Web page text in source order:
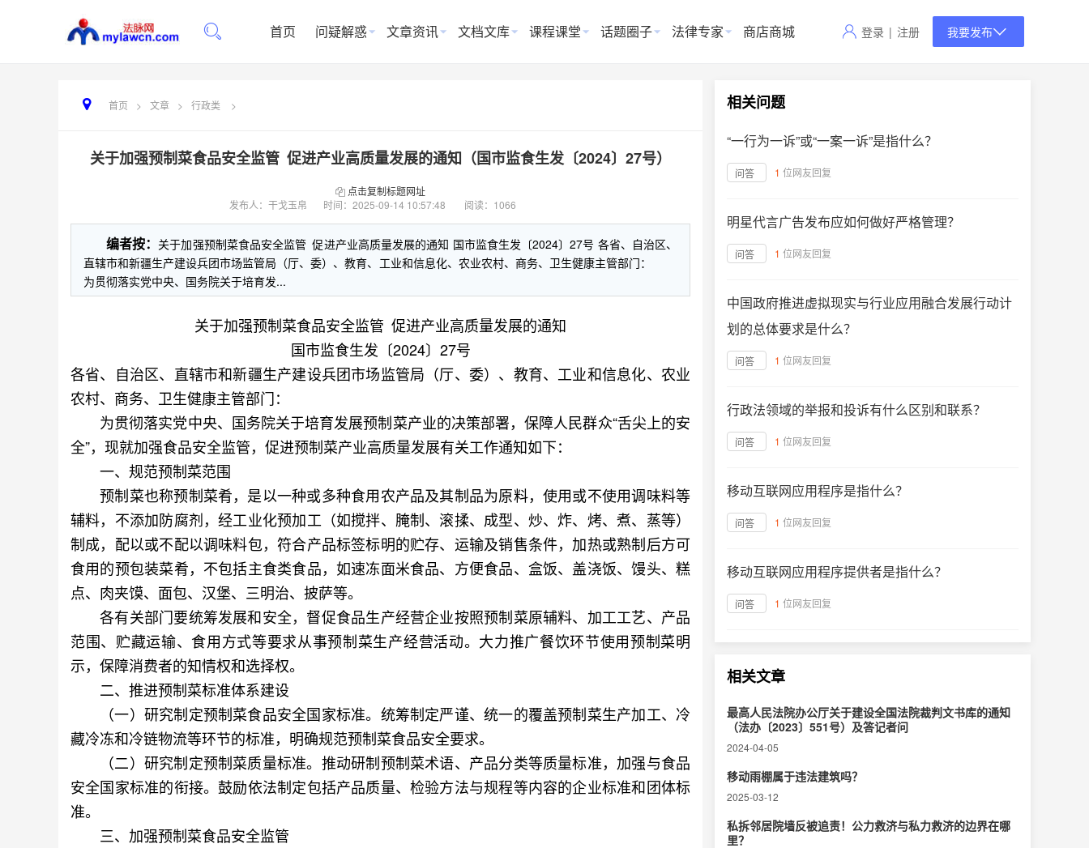
首页 问疑解惑 文章资讯 文档文库 课程课堂 话题圈子 法律专家 商店商城 登录 | 注册 我要发布
首页 > 文章 > 行政类 >
关于加强预制菜食品安全监管 促进产业高质量发展的通知（国市监食生发〔2024〕27号）
点击复制标题网址
发布人：干戈玉帛
时间： 2025-09-14 10:57:48 阅读：1066
编者按： 关于加强预制菜食品安全监管 促进产业高质量发展的通知 国市监食生发〔2024〕27号 各省、自治区、
直辖市和新疆生产建设兵团市场监管局（厅、委）、教育、工业和信息化、农业农村、商务、卫生健康主管部门：
为贯彻落实党中央、国务院关于培育发...
关于加强预制菜食品安全监管 促进产业高质量发展的通知
国市监食生发〔2024〕27号
各省、自治区、直辖市和新疆生产建设兵团市场监管局（厅、委）、教育、工业和信息化、农业
农村、商务、卫生健康主管部门：
为贯彻落实党中央、国务院关于培育发展预制菜产业的决策部署，保障人民群众“舌尖上的安
全”，现就加强食品安全监管，促进预制菜产业高质量发展有关工作通知如下：
一、规范预制菜范围
预制菜也称预制菜肴，是以一种或多种食用农产品及其制品为原料，使用或不使用调味料等
辅料，不添加防腐剂，经工业化预加工（如搅拌、腌制、滚揉、成型、炒、炸、烤、煮、蒸等）
制成，配以或不配以调味料包，符合产品标签标明的贮存、运输及销售条件，加热或熟制后方可
食用的预包装菜肴，不包括主食类食品，如速冻面米食品、方便食品、盒饭、盖浇饭、馒头、糕
点、肉夹馍、面包、汉堡、三明治、披萨等。
各有关部门要统筹发展和安全，督促食品生产经营企业按照预制菜原辅料、加工工艺、产品
范围、贮藏运输、食用方式等要求从事预制菜生产经营活动。大力推广餐饮环节使用预制菜明
示，保障消费者的知情权和选择权。
二、推进预制菜标准体系建设
（一）研究制定预制菜食品安全国家标准。统筹制定严谨、统一的覆盖预制菜生产加工、冷
藏冷冻和冷链物流等环节的标准，明确规范预制菜食品安全要求。
（二）研究制定预制菜质量标准。推动研制预制菜术语、产品分类等质量标准，加强与食品
安全国家标准的衔接。鼓励依法制定包括产品质量、检验方法与规程等内容的企业标准和团体标
准。
三、加强预制菜食品安全监管
相关问题
“一行为一诉”或“一案一诉”是指什么？
问答 1 位网友回复
明星代言广告发布应如何做好严格管理？
问答 1 位网友回复
中国政府推进虚拟现实与行业应用融合发展行动计
划的总体要求是什么？
问答 1 位网友回复
行政法领域的举报和投诉有什么区别和联系？
问答 1 位网友回复
移动互联网应用程序是指什么？
问答 1 位网友回复
移动互联网应用程序提供者是指什么？
问答 1 位网友回复
相关文章
最高人民法院办公厅关于建设全国法院裁判文书库的通知
（法办〔2023〕551号）及答记者问
2024-04-05
移动雨棚属于违法建筑吗？
2025-03-12
私拆邻居院墙反被追责！公力救济与私力救济的边界在哪
里？‌